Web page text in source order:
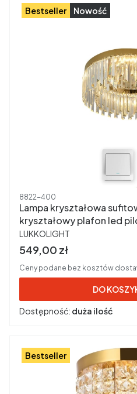
Bestseller Nowość
Kod produktu
8822-400
Lampa kryształowa
kryształowy plafon led pilot 40 cm jasnozłoty
8822-400
PRODUCENT
LUKKOLIGHT
Cena brutto
549,00 zł
Ceny podane bez kosztów
DO
Dostępność: duża ilość
Bestseller